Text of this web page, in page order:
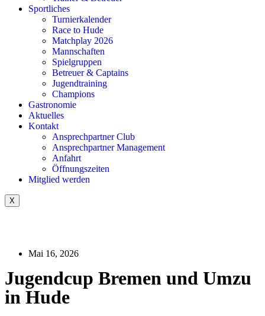
Sportliches
Turnierkalender
Race to Hude
Matchplay 2026
Mannschaften
Spielgruppen
Betreuer & Captains
Jugendtraining
Champions
Gastronomie
Aktuelles
Kontakt
Ansprechpartner Club
Ansprechpartner Management
Anfahrt
Öffnungszeiten
Mitglied werden
X
Mai 16, 2026
Jugendcup Bremen und Umzu
in Hude